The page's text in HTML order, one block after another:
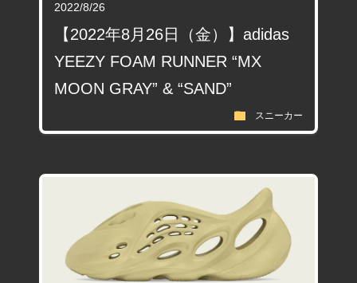
2022/8/26
【2022年8月26日（金）】adidas
YEEZY FOAM RUNNER “MX
MOON GRAY” & “SAND”
folder スニーカー